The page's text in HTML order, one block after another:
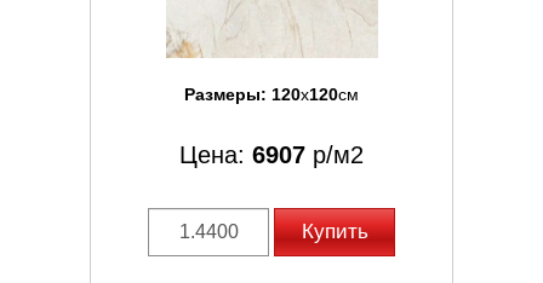
Размеры: 120x120см
Цена: 6907 р/м2
Купить